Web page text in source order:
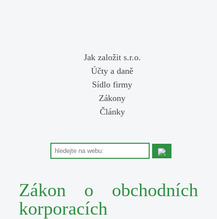
Jak založit s.r.o.
Účty a daně
Sídlo firmy
Zákony
Články
Zákon o obchodních
korporacích